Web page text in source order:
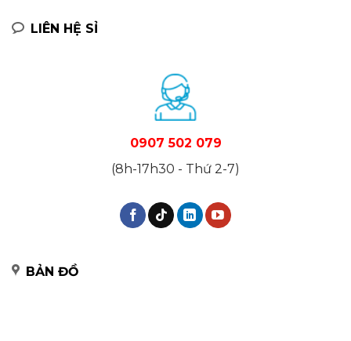
LIÊN HỆ SỈ
0907 502 079
(8h-17h30 - Thứ 2-7)
BẢN ĐỒ